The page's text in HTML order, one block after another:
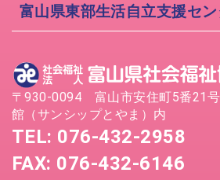
富山県東部生活自立支援セン
〒930-0094 富山市安住町5番21
館（サンシップとやま）内
TEL: 076-432-2958
FAX: 076-432-6146